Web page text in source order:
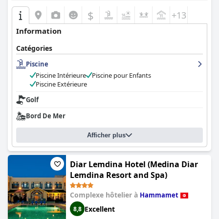
$ +13
Information
Catégories
Piscine
Piscine Intérieure
Piscine pour Enfants
Piscine Extérieure
Golf
Bord De Mer
Afficher plus
Diar Lemdina Hotel (Medina Diar
Lemdina Resort and Spa)
Complexe hôtelier à Hammamet
8,8 Excellent